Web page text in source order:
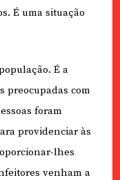
É uma situação
É a
preocupadas com
foram
providenciar às
lhes
venham a